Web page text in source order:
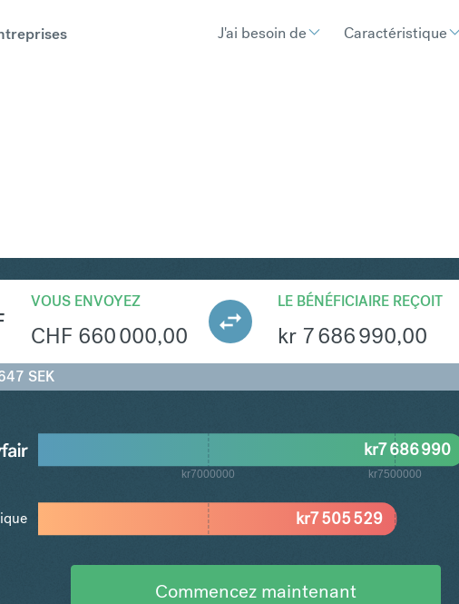
J'ai besoin de Caractéristique
VOUS ENVOYEZ
CHF 660 000,00
LE BÉNÉFICIAIRE REÇOIT
kr 7 686 990,00
SEK
kr7000000 kr7500000
kr7 505 529
kr7 686 990
Commencez maintenant